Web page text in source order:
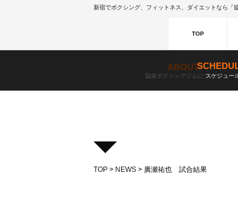
新宿でボクシング、フィットネス、ダイエットなら「
TOP
ABOUT
協栄ボクシングジムについてスケジュー
TOP > NEWS > 廣瀬祐也 試合結果